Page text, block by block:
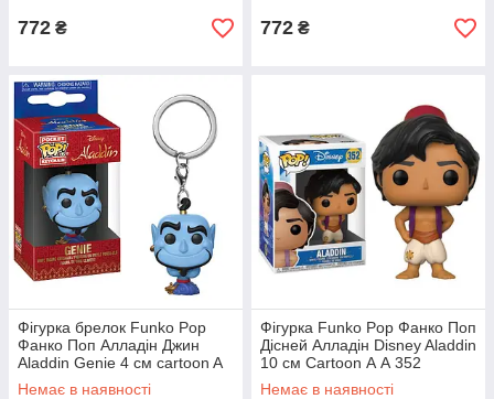
772 ₴ 772 ₴
Фігурка брелок Funko Pop
Фанко Поп Алладін Джин
Aladdin Genie 4 см cartoon A
G
Немає в наявності
Фігурка Funko Pop Фанко Поп
Дісней Алладін Disney Aladdin
10 см Cartoon А А 352
Немає в наявності